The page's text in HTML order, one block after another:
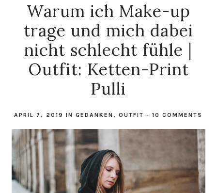
Warum ich Make-up
trage und mich dabei
nicht schlecht fühle |
Outfit: Ketten-Print
Pulli
APRIL 7, 2019INGEDANKEN ,OUTFIT -10 COMMENTS